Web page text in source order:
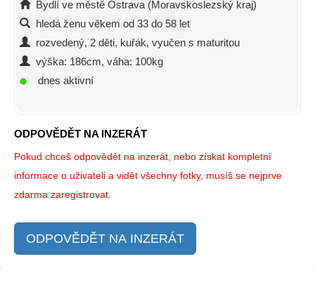
Bydlí ve městě Ostrava (Moravskoslezský kraj)
hledá ženu věkem od 33 do 58 let
rozvedený, 2 děti, kuřák, vyučen s maturitou
výška: 186cm, váha: 100kg
dnes aktivní
ODPOVĚDĚT NA INZERÁT
Pokud chceš odpovědět na inzerát, nebo získat kompletní
informace o uživateli a vidět všechny fotky, musíš se nejprve
zdarma zaregistrovat.
ODPOVĚDĚT NA INZERÁT